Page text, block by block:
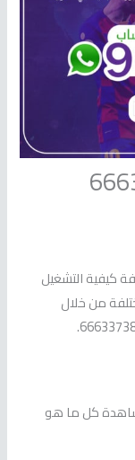
كيفية التشغيل
من خلال
كل ما هو